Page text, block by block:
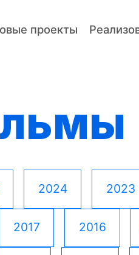
проекты
2024 2023
2017 2016